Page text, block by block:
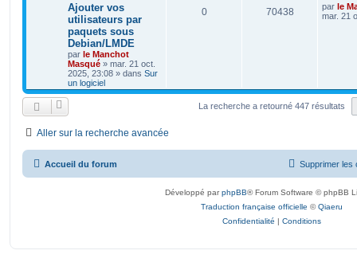
Ajouter vos
utilisateurs par
paquets sous
Debian/LMDE
par le Manchot
Masqué » mar. 21 oct.
2025, 23:08 » dans Sur
un logiciel
0 70438 par le
mar. 21
La recherche a retourné 447 résultats
Aller sur la recherche avancée
Accueil du forum Supprimer les
Développé parphpBB® Forum Software © phpBB
Traduction française officielle ©Qiaeru
Confidentialité | Conditions